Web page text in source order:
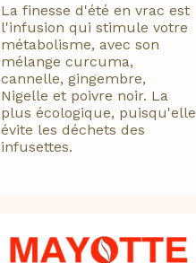
La finesse d'été en vrac est
l'infusion qui stimule votre
métabolisme, avec son
mélange curcuma,
cannelle, gingembre,
Nigelle et poivre noir. La
plus écologique, puisqu'elle
évite les déchets des
infusettes.